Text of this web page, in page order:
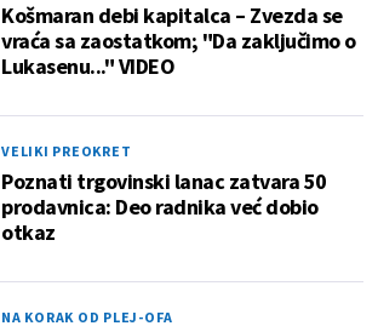
Košmaran debi kapitalca – Zvezda se
vraća sa zaostatkom; "Da zaključimo o
Lukasenu..." VIDEO
VELIKI PREOKRET
Poznati trgovinski lanac zatvara 50
prodavnica: Deo radnika već dobio
otkaz
NA KORAK OD PLEJ-OFA